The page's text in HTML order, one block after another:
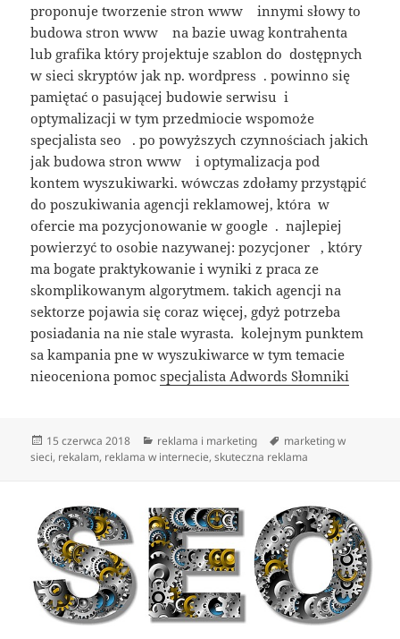
proponuje tworzenie stron www innymi słowy to
budowa stron www na bazie uwag kontrahenta
lub grafika który projektuje szablon do dostępnych
w sieci skryptów jak np. wordpress . powinno się
pamiętać o pasującej budowie serwisu i
optymalizacji w tym przedmiocie wspomoże
specjalista seo . po powyższych czynnościach jakich
jak budowa stron www i optymalizacja pod
kontem wyszukiwarki. wówczas zdołamy przystąpić
do poszukiwania agencji reklamowej, która w
ofercie ma pozycjonowanie w google . najlepiej
powierzyć to osobie nazywanej: pozycjoner , który
ma bogate praktykowanie i wyniki z praca ze
skomplikowanym algorytmem. takich agencji na
sektorze pojawia się coraz więcej, gdyż potrzeba
posiadania na nie stale wyrasta. kolejnym punktem
sa kampania pne w wyszukiwarce w tym temacie
nieoceniona pomocspecjalista Adwords Słomniki
Data
publikacji
15 czerwca 2018 Kategorie
reklama i marketing Tagi
marketing w
sieci, rekalam, reklama w internecie,skuteczna reklama